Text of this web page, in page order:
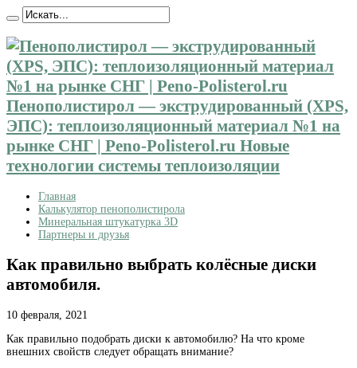
Пенополистирол — экструдированный (XPS,
ЭПС): теплоизоляционный материал №1 на
рынке СНГ | Peno-Polisterol.ru Новые
технологии системы теплоизоляции
Главная
Калькулятор пенополистирола
Минеральная штукатурка 3D
Партнеры и друзья
Как правильно выбрать колёсные диски
автомобиля.
10 февраля, 2021
Как правильно подобрать диски к автомобилю? На что кроме
внешних свойств следует обращать внимание?